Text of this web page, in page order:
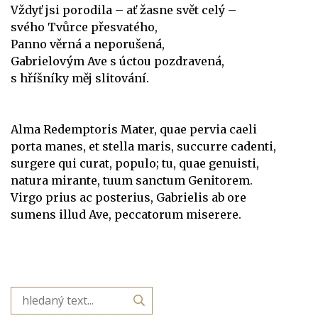
Vždyť jsi porodila – ať žasne svět celý –
svého Tvůrce přesvatého,
Panno věrná a neporušená,
Gabrielovým Ave s úctou pozdravená,
s hříšníky měj slitování.
Alma Redemptoris Mater, quae pervia caeli
porta manes, et stella maris, succurre cadenti,
surgere qui curat, populo; tu, quae genuisti,
natura mirante, tuum sanctum Genitorem.
Virgo prius ac posterius, Gabrielis ab ore
sumens illud Ave, peccatorum miserere.